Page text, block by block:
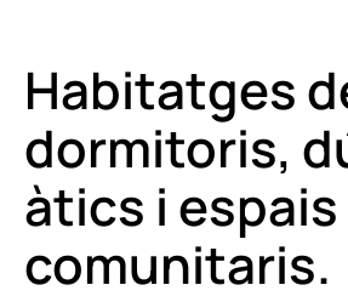
Habitatges
dormitoris,
àtics i espais
comunitaris.